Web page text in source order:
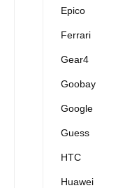
Epico
Ferrari
Gear4
Goobay
Google
Guess
HTC
Huawei